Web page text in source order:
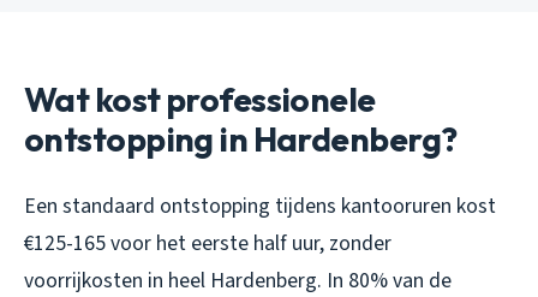
Wat kost professionele
ontstopping in Hardenberg?
Een standaard ontstopping tijdens kantooruren kost
€125-165 voor het eerste half uur, zonder
voorrijkosten in heel Hardenberg. In 80% van de